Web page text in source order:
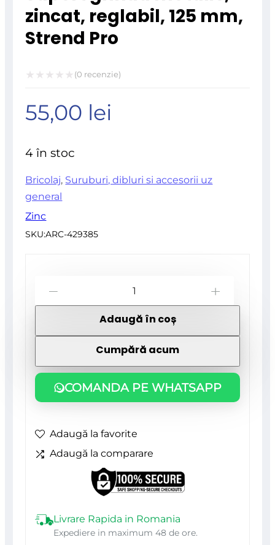
zincat, reglabil, 125 mm,
Strend Pro
la
(0 recenzie)
55,00 lei
4 în stoc
Bricolaj, Suruburi, dibluri si accesorii uz
general
Zinc
SKU:ARC-429385
Livrare Rapida in Romania
Expediere in maximum 48 de ore.
COMANDA PE WHATSAPP
Suport
zincat,
reglabil,
125 mm,
Pro
Adaugă în coș
Cumpără acum
Adaugă la favorite
Adaugă la comparare